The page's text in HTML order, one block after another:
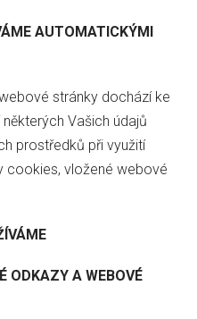
AUTOMATICKÝMI
stránky dochází ke
Vašich údajů
prostředků při využití
cookies, vložené webové
ODKAZY A WEBOVÉ